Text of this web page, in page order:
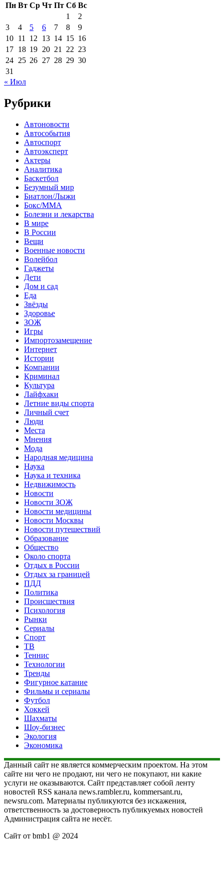
Пн Вт Ср Чт Пт Сб Вс
1
2
3
4 5 6 7 8
9
10 11 12 13 14 15 16
17 18 19 20 21 22 23
24 25 26 27 28 29 30
31
« Июл
Рубрики
Автоновости
Автособытия
Автоспорт
Автоэксперт
Актеры
Аналитика
Баскетбол
Безумный мир
Биатлон/Лыжи
Бокс/MMA
Болезни и лекарства
В мире
В России
Вещи
Военные новости
Волейбол
Гаджеты
Дети
Дом и сад
Еда
Звёзды
Здоровье
ЗОЖ
Игры
Импортозамещение
Интернет
Истории
Компании
Криминал
Культура
Лайфхаки
Летние виды спорта
Личный счет
Люди
Места
Мнения
Мода
Народная медицина
Наука
Наука и техника
Недвижимость
Новости
Новости ЗОЖ
Новости медицины
Новости Москвы
Новости путешествий
Образование
Общество
Около спорта
Отдых в России
Отдых за границей
ПДД
Политика
Происшествия
Психология
Рынки
Сериалы
Спорт
ТВ
Теннис
Технологии
Тренды
Фигурное катание
Фильмы и сериалы
Футбол
Хоккей
Шахматы
Шоу-бизнес
Экология
Экономика
Данный сайт не является коммерческим проектом. На этом
сайте ни чего не продают, ни чего не покупают, ни какие
услуги не оказываются. Сайт представляет собой ленту
новостей RSS канала news.rambler.ru, kommersant.ru,
newsru.com. Материалы публикуются без искажения,
ответственность за достоверность публикуемых новостей
Администрация сайта не несёт.
Сайт от bmb1 @ 2024